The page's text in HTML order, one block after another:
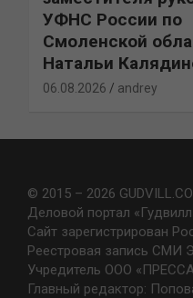
УФНС России по
Смоленской
Натальи
06.08.2026 andrey
© 2015 – 2026
Деловой портал
Сайт зарегистрирован
Реестровая запись
Учредитель ООО
Главный редактор: